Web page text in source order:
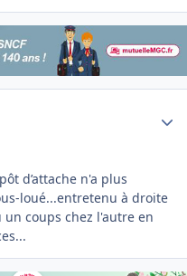
d’attache n'a plus
loué...entretenu à droite
coups chez l'autre en